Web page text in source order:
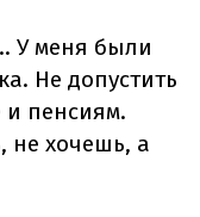
У меня были
Не допустить
и пенсиям.
не хочешь, а